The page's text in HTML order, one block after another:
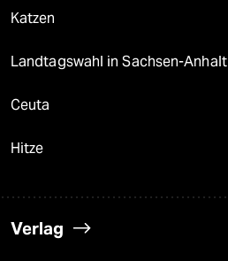
Katzen
Landtagswahl in Sachsen-Anhalt
Ceuta
Hitze
Verlag